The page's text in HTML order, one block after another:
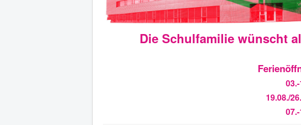
Die Schulfamilie wünscht
19.08./